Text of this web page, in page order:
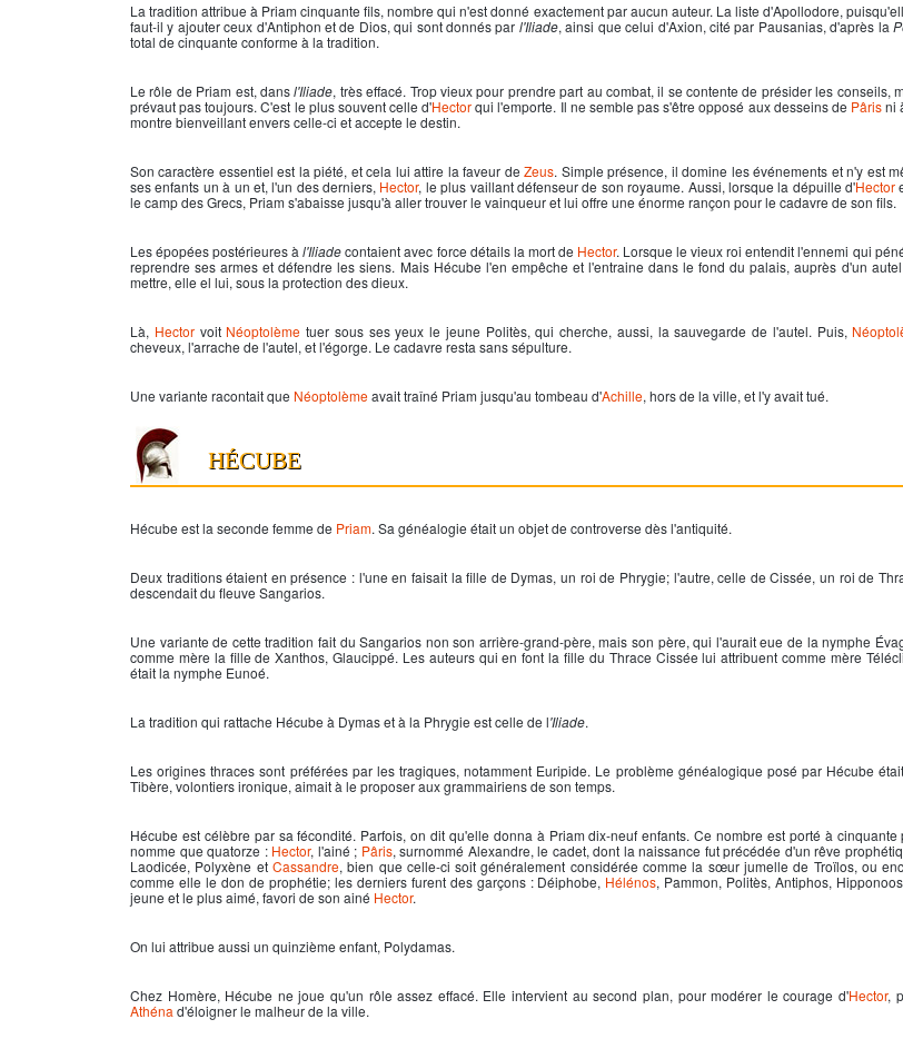
La tradition attribue à Priam cinquante fils, nombre qui n'est donné exactement par aucun auteur. La liste d'Apollodore,
faut-il y ajouter ceux d'Antiphon et de Dios, qui sont donnés par l'Iliade, ainsi que celui d'Axion, cité par Pausanias, d'après la
total de cinquante conforme à la tradition.
Le rôle de Priam est, dansl'Iliade, très effacé. Trop vieux pour prendre part au combat, il se contente de présider les conseils,
prévaut pas toujours. C'est le plus souvent celle d'Hectorqui l'emporte. Il ne semble pas s'être opposé aux desseins de Pârisni
montre bienveillant envers celle-ci et accepte le destin.
Son caractère essentiel est la piété, et cela lui attire la faveur deZeus. Simple présence, il domine les événements et n'y est
ses enfants un à un et, l'un des derniers, Hector, le plus vaillant défenseur de son royaume. Aussi, lorsque la dépuille d'Hector
le camp des Grecs, Priam s'abaisse jusqu'à aller trouver le vainqueur et lui offre une énorme rançon pour le cadavre de son fils.
Les épopées postérieures àl'Iliadecontaient avec force détails la mort de Hector. Lorsque le vieux roi entendit l'ennemi qui
reprendre ses armes et défendre les siens. Mais Hécube l'en empêche et l'entraine dans le fond du palais, auprès d'un
mettre, elle el lui, sous la protection des dieux.
Là, Hectorvoit Néoptolème tuer sous ses yeux le jeune Politès, qui cherche, aussi, la sauvegarde de l'autel. Puis,
cheveux, l'arrache de l'autel, et l'égorge. Le cadavre resta sans sépulture.
Une variante racontait que Néoptolèmeavait traîné Priam jusqu'au tombeau d'Achille, hors de la ville, et l'y avait tué.
HÉCUBE
Hécube est la seconde femme de Priam. Sa généalogie était un objet de controverse dès l'antiquité.
Deux traditions étaient en présence : l'une en faisait la fille de Dymas, un roi de Phrygie; l'autre, celle de Cissée, un roi de
descendait du fleuve Sangarios.
Une variante de cette tradition fait du Sangarios non son arrière-grand-père, mais son père, qui l'aurait eue de la nymphe
comme mère la fille de Xanthos, Glaucippé. Les auteurs qui en font la fille du Thrace Cissée lui attribuent comme mère
était la nymphe Eunoé.
La tradition qui rattache Hécube à Dymas et à la Phrygie est celle de l'Iliade.
Les origines thraces sont préférées par les tragiques, notamment Euripide. Le problème généalogique posé par Hécube
Tibère, volontiers ironique, aimait à le proposer aux grammairiens de son temps.
Hécube est célèbre par sa fécondité. Parfois, on dit qu'elle donna à Priam dix-neuf enfants. Ce nombre est porté à
nomme que quatorze : Hector, l'ainé ; Pâris, surnommé Alexandre, le cadet, dont la naissance fut précédée d'un rêve
Laodicée, Polyxène et Cassandre, bien que celle-ci soit généralement considérée comme la sœur jumelle de Troïlos, ou
comme elle le don de prophétie; les derniers furent des garçons : Déiphobe, Hélénos, Pammon, Politès, Antiphos,
jeune et le plus aimé, favori de son ainé Hector.
On lui attribue aussi un quinzième enfant, Polydamas.
Chez Homère, Hécube ne joue qu'un rôle assez effacé. Elle intervient au second plan, pour modérer le courage d'Hector,
Athéna d'éloigner le malheur de la ville.